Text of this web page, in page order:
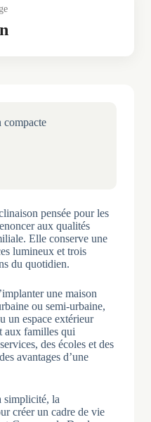
compacte
pensée pour les
aux qualités
Elle conserve une
lumineux et trois
du quotidien.
une maison
ou semi-urbaine,
un espace extérieur
aux familles qui
des écoles et des
avantages d’une
simplicité, la
créer un cadre de vie